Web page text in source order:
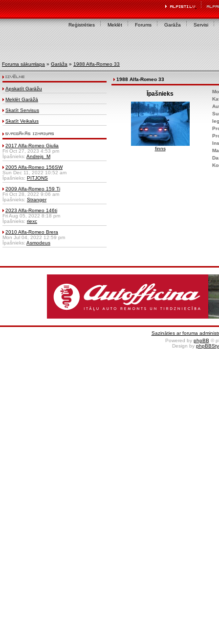
Reģistrēties Meklēt Forums Garāža Servisi
Foruma sākumlapa » Garāža » 1988 Alfa-Romeo 33
Apskatīt Garāžu
Meklēt Garāžā
Skatīt Servisus
Skatīt Veikalus
2017 Alfa-Romeo Giulia
Fri Oct 27, 2023 4:53 pm
Īpašnieks: Andrejs_M
2005 Alfa-Romeo 156SW
Sun Dec 11, 2022 10:52 am
Īpašnieks: PITJONS
2009 Alfa-Romeo 159 Ti
Fri Oct 28, 2022 9:06 am
Īpašnieks: Stranger
2023 Alfa-Romeo 146ti
Fri Aug 05, 2022 8:18 pm
Īpašnieks: riexc
2010 Alfa-Romeo Brera
Mon Jul 04, 2022 12:59 pm
Īpašnieks: Asmodeus
1988 Alfa-Romeo 33
Īpašnieks
finns
Sazināties ar foruma
Powered by phpBB ©
Design by